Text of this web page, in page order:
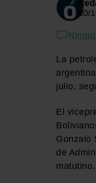
30/
La
argentina
julio,
El
Gonzalo
de
matutino.